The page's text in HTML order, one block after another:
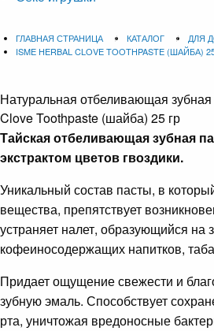
ГЛАВНАЯ СТРАНИЦА КАТАЛОГ
ДЛЯ
ISME HERBAL CLOVE TOOTHPASTE (ШАЙБА)
Натуральная отбеливающая зубная
Clove Toothpaste (шайба) 25 гр
Тайская отбеливающая зубная
экстрактом цветов гвоздики.
Уникальный состав пасты, в
вещества, препятствует
устраняет налет, образующийся на
кофеиносодержащих напитков,
Придает ощущение свежести и
зубную эмаль. Способствует
рта, уничтожая вредоносные